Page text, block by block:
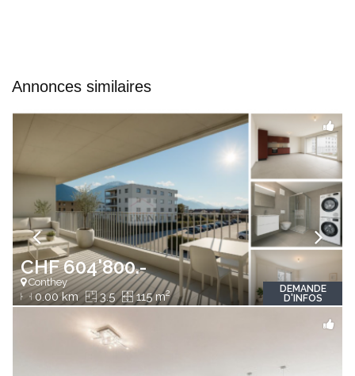
Annonces similaires
CHF 604'800.-
Conthey
0.00 km 3.5 115 m2
DEMANDE
D'INFOS